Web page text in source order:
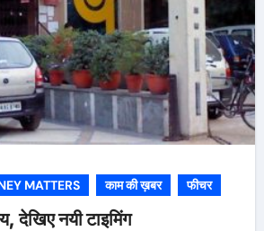
MATTERS काम की ख़बर फीचर
देखिए नयी टाइमिंग